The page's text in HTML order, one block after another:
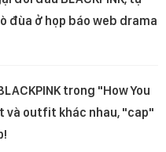
đùa ở họp báo web drama
trong "How You
và outfit khác nhau, "cap"